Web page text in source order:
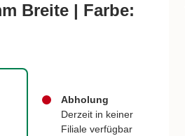
Breite | Farbe:
Abholung
Derzeit in keiner
Filiale verfügbar